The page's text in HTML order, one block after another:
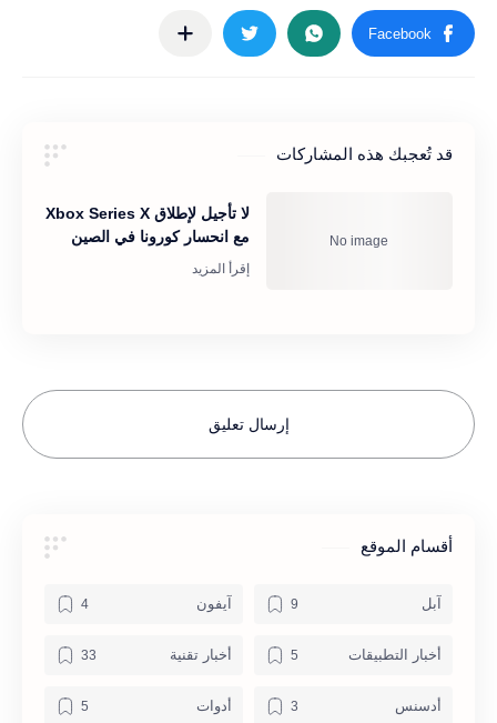
قد تُعجبك هذه المشاركات
لا تأجيل لإطلاق Xbox Series X
مع انحسار كورونا في الصين
إرسال تعليق
أقسام الموقع
آبل آيفون
أخبار التطبيقات أخبار تقنية
أدسنس أدوات